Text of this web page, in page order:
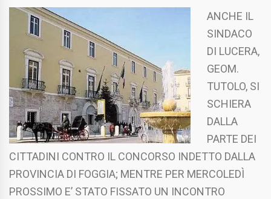
ANCHE IL
SINDACO
DI LUCERA,
GEOM.
TUTOLO, SI
SCHIERA
DALLA
PARTE DEI
CITTADINI CONTRO IL CONCORSO INDETTO DALLA
PROVINCIA DI FOGGIA; MENTRE PER MERCOLEDÌ
PROSSIMO E’ STATO FISSATO UN INCONTRO